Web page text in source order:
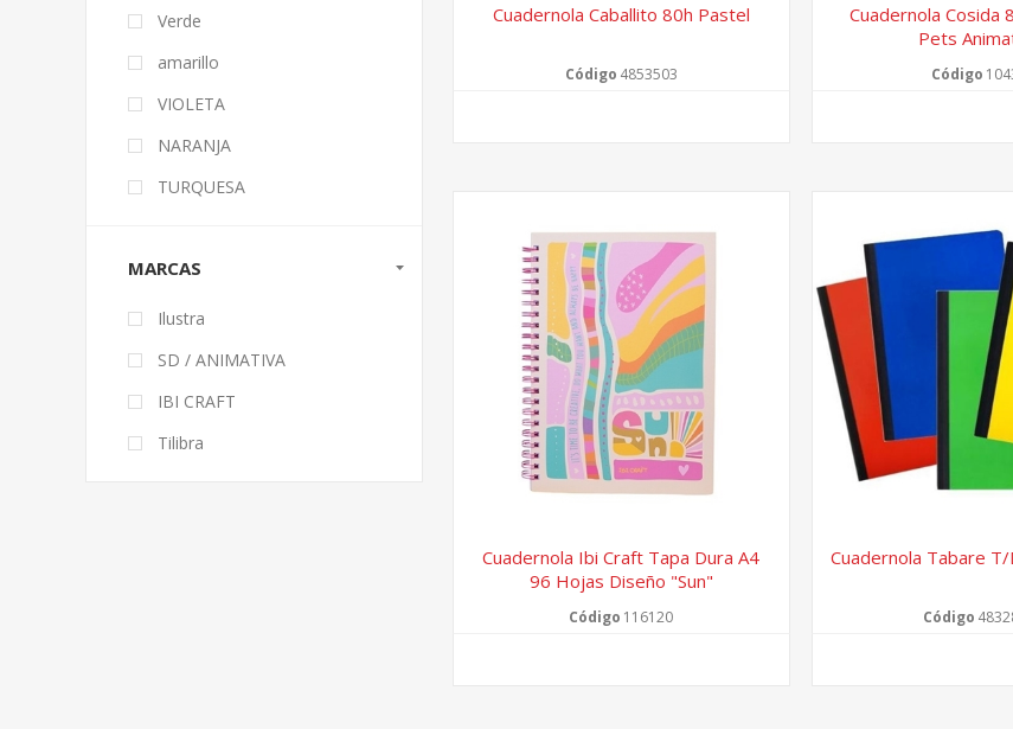
Cuadernola Caballito 80h Pastel
Código 4853503
Cuadernola Cosida
Pets
Código
Cuadernola Ibi Craft Tapa Dura A4
96 Hojas Diseño "sun"
Código 116120
Cuadernola Tabare
Código
Verde
amarillo
VIOLETA
NARANJA
TURQUESA
MARCAS
Ilustra
SD / ANIMATIVA
IBI CRAFT
Tilibra